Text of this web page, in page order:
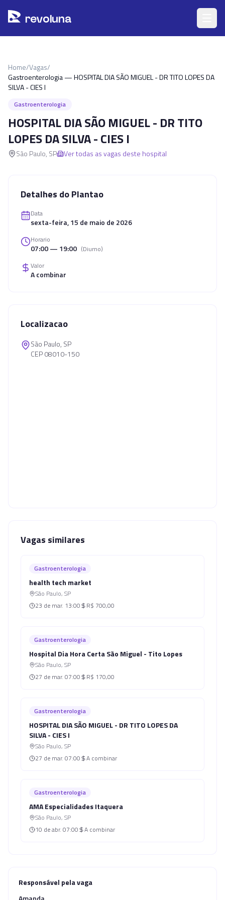
revoluna
Home/Vagas/
Gastroenterologia — HOSPITAL DIA SÃO MIGUEL - DR TITO LOPES DA
SILVA - CIES I
Gastroenterologia
HOSPITAL DIA SÃO MIGUEL - DR TITO
LOPES DA SILVA - CIES I
São Paulo, SP Ver todas as vagas deste hospital
Detalhes do Plantao
Data
sexta-feira, 15 de maio de 2026
Horario
07:00 — 19:00 (Diurno)
Valor
A combinar
Localizacao
São Paulo, SP
CEP 08010-150
Vagas similares
Gastroenterologia
health tech market
São Paulo, SP
23 de mar. 13:00 R$ 700,00
Gastroenterologia
Hospital Dia Hora Certa São Miguel - Tito Lopes
São Paulo, SP
27 de mar. 07:00 R$ 170,00
Gastroenterologia
HOSPITAL DIA SÃO MIGUEL - DR TITO LOPES DA
SILVA - CIES I
São Paulo, SP
27 de mar. 07:00 A combinar
Gastroenterologia
AMA Especialidades Itaquera
São Paulo, SP
10 de abr. 07:00 A combinar
Responsável pela vaga